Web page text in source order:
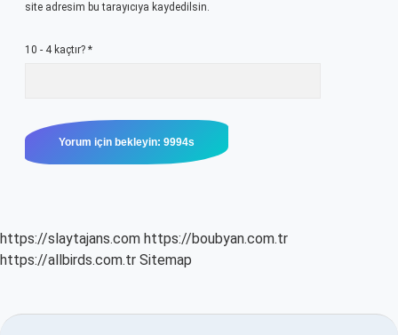
site adresim bu tarayıcıya kaydedilsin.
10 - 4 kaçtır? *
https://slaytajans.com https://boubyan.com.tr
https://allbirds.com.tr Sitemap